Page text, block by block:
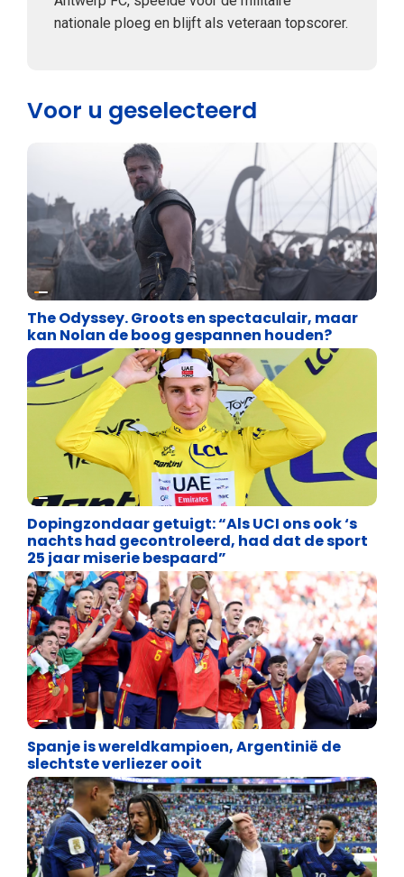
nationale ploeg en blijft als veteraan topscorer.
Voor u geselecteerd
Geschiedenis
The Odyssey. Groots en spectaculair, maar
kan Nolan de boog gespannen houden?
Lifestyle
Dopingzondaar getuigt: “Als UCI ons ook ‘s
nachts had gecontroleerd, had dat de sport
25 jaar miserie bespaard”
Lifestyle
Spanje is wereldkampioen, Argentinië de
slechtste verliezer ooit